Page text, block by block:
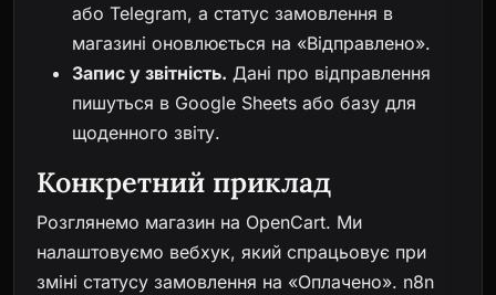
або Telegram, а статус замовлення в
магазині оновлюється на «Відправлено».
Запис у звітність. Дані про відправлення
пишуться в Google Sheets або базу для
щоденного звіту.
Конкретний приклад
Розглянемо магазин на OpenCart. Ми
налаштовуємо вебхук, який спрацьовує при
зміні статусу замовлення на «Оплачено». n8n